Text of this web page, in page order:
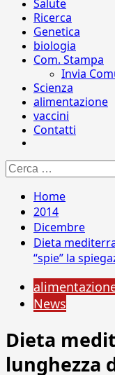
Salute
Ricerca
Genetica
biologia
Com. Stampa
Invia
Scienza
alimentazione
vaccini
Contatti
Ricerca
per:
Home
2014
Dicembre
Dieta
“spie” la
News
Dieta
lunghezza